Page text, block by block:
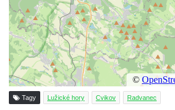
Socha Housenka v ZOO Hluboká
Socha Nosorožík v ZOO Hluboká
Socha Rosomák v ZOO Hluboká
Socha Beruška v ZOO Hluboká
Socha Vážka v ZOO Hluboká
Socha Volavka v ZOO Hluboká
Tagy Lužické hory Cvikov Radvanec